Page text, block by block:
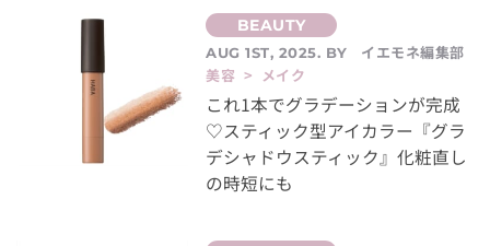
AUG 1ST, 2025. BY
イエモネ編集部
美容 > メイク
これ1本でグラデーションが完成
♡スティック型アイカラー『グラ
デシャドウスティック』化粧直し
の時短にも